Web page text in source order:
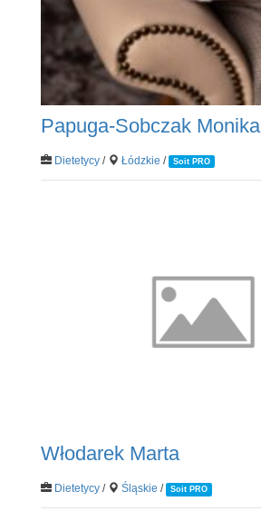
Papuga-Sobczak Monika
Dietetycy/ Łódzkie / Soit PRO
Włodarek Marta
Dietetycy/ Śląskie / Soit PRO